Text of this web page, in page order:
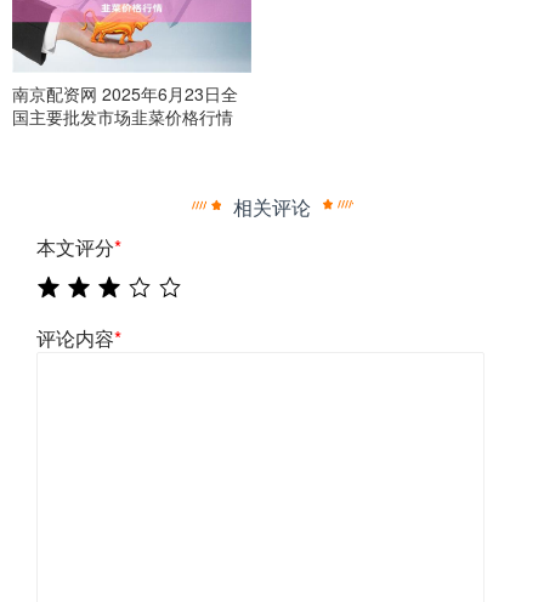
南京配资网 2025年6月23日全
国主要批发市场韭菜价格行情
相关评论
本文评分*
评论内容*